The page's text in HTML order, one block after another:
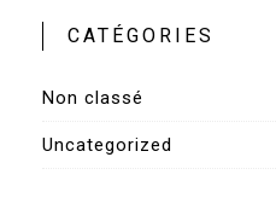
CATÉGORIES
Non classé
Uncategorized